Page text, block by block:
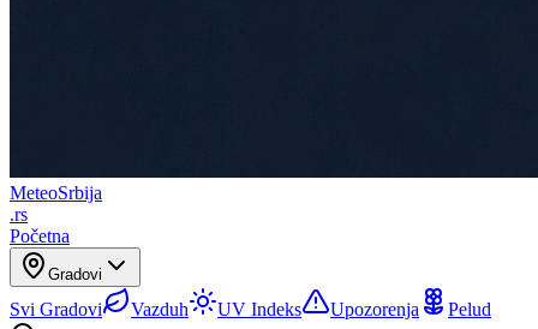
MeteoSrbija
.rs
Početna
Gradovi
Svi Gradovi Vazduh UV Indeks Upozorenja Pelud